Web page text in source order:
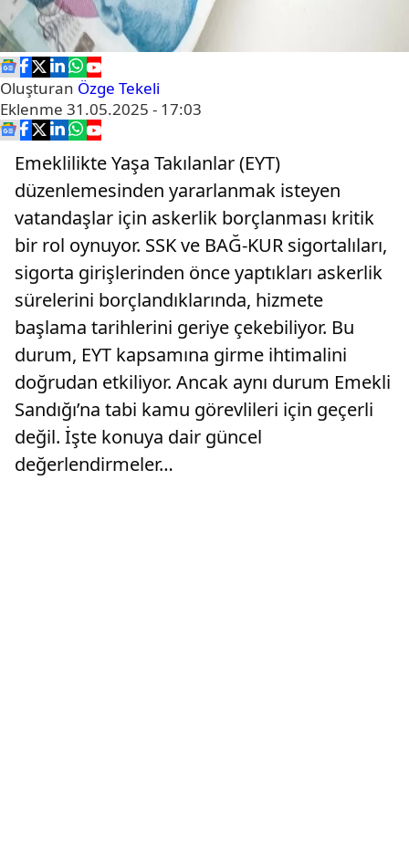
Oluşturan Özge Tekeli
Eklenme 31.05.2025 - 17:03
Emeklilikte Yaşa Takılanlar (EYT)
düzenlemesinden yararlanmak isteyen
vatandaşlar için askerlik borçlanması kritik
bir rol oynuyor. SSK ve BAĞ-KUR sigortalıları,
sigorta girişlerinden önce yaptıkları askerlik
sürelerini borçlandıklarında, hizmete
başlama tarihlerini geriye çekebiliyor. Bu
durum, EYT kapsamına girme ihtimalini
doğrudan etkiliyor. Ancak aynı durum Emekli
Sandığı’na tabi kamu görevlileri için geçerli
değil. İşte konuya dair güncel
değerlendirmeler…